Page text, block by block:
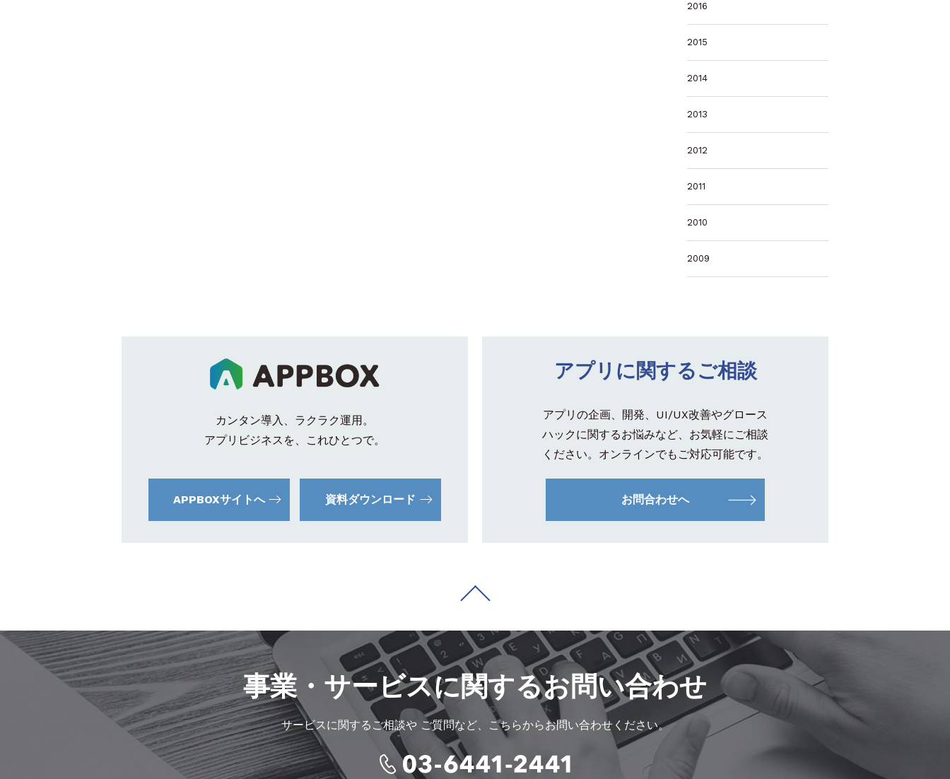
2016
2015
2014
2013
2012
2011
2010
2009
カンタン導入、ラクラク運用。
アプリビジネスを、これひとつで。
APPBOXサイトへ 資料ダウンロード
アプリに関するご相談
アプリの企画、開発、UI/UX改善やグロース
ハックに関するお悩みなど、お気軽にご相談
ください。オンラインでもご対応可能です。
お問合わせへ
事業・サービスに関するお問い合わせ
サービスに関するご相談やご質問など、こちらからお問い合わせください。